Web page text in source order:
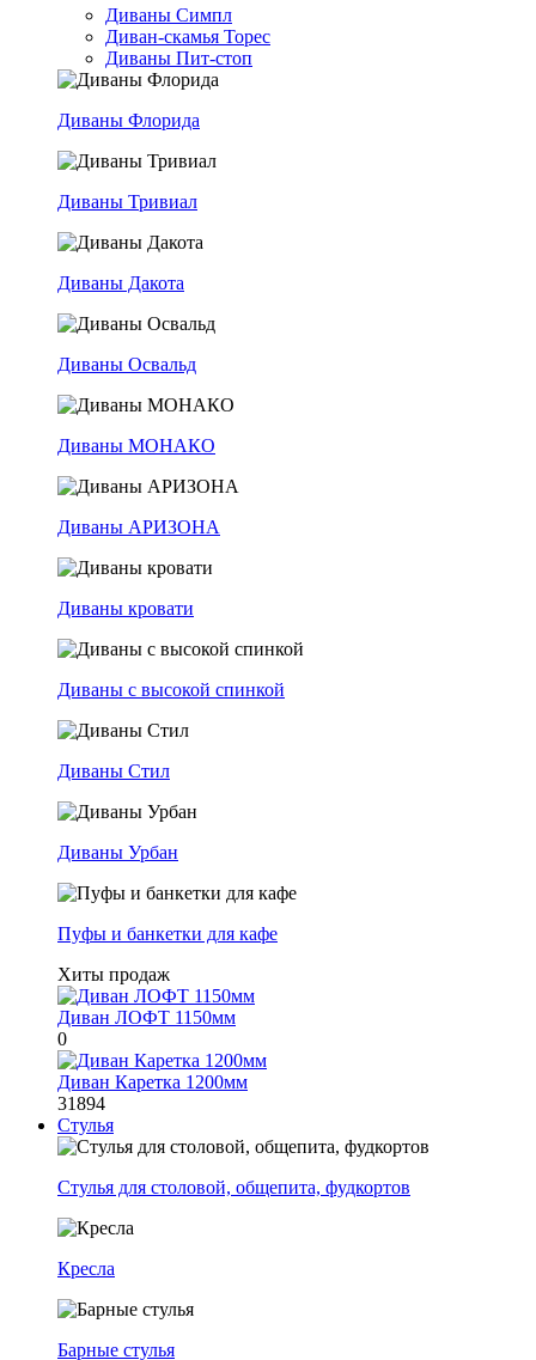
Диваны Симпл
Диван-скамья Торес
Диваны Пит-стоп
Диваны Флорида
Диваны Тривиал
Диваны Дакота
Диваны Освальд
Диваны МОНАКО
Диваны АРИЗОНА
Диваны кровати
Диваны с высокой спинкой
Диваны Стил
Диваны Урбан
Пуфы и банкетки для кафе
Хиты продаж
Диван ЛОФТ 1150мм
0
Диван Каретка 1200мм
31894
Стулья
Стулья для столовой, общепита, фудкортов
Кресла
Барные стулья